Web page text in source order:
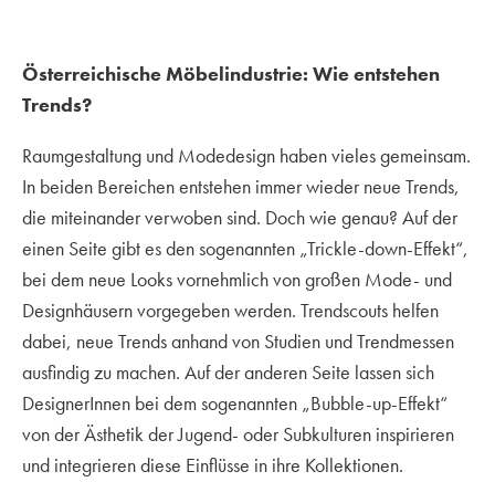
Österreichische Möbelindustrie: Wie entstehen
Trends?
Raumgestaltung und Modedesign haben vieles gemeinsam.
In beiden Bereichen entstehen immer wieder neue Trends,
die miteinander verwoben sind. Doch wie genau? Auf der
einen Seite gibt es den sogenannten „Trickle-down-Effekt“,
bei dem neue Looks vornehmlich von großen Mode- und
Designhäusern vorgegeben werden. Trendscouts helfen
dabei, neue Trends anhand von Studien und Trendmessen
ausfindig zu machen. Auf der anderen Seite lassen sich
DesignerInnen bei dem sogenannten „Bubble-up-Effekt“
von der Ästhetik der Jugend- oder Subkulturen inspirieren
und integrieren diese Einflüsse in ihre Kollektionen.